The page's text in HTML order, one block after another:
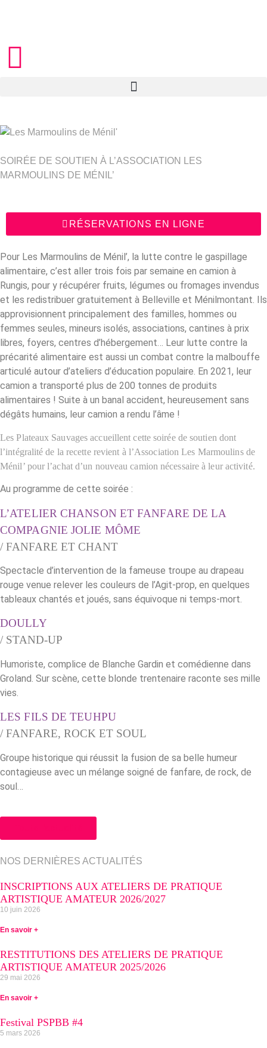
SOIRÉE DE SOUTIEN À L’ASSOCIATION LES
MARMOULINS DE MÉNIL’
RÉSERVATIONS EN LIGNE
Pour Les Marmoulins de Ménil’, la lutte contre le gaspillage
alimentaire, c’est aller trois fois par semaine en camion à
Rungis, pour y récupérer fruits, légumes ou fromages invendus
et les redistribuer gratuitement à Belleville et Ménilmontant. Ils
approvisionnent principalement des familles, hommes ou
femmes seules, mineurs isolés, associations, cantines à prix
libres, foyers, centres d’hébergement… Leur lutte contre la
précarité alimentaire est aussi un combat contre la malbouffe
articulé autour d’ateliers d’éducation populaire. En 2021, leur
camion a transporté plus de 200 tonnes de produits
alimentaires ! Suite à un banal accident, heureusement sans
dégâts humains, leur camion a rendu l’âme !
Les Plateaux Sauvages accueillent cette soirée de soutien dont
l’intégralité de la recette revient à l’Association Les Marmoulins de
Ménil’ pour l’achat d’un nouveau camion nécessaire à leur activité.
Au programme de cette soirée :
L’ATELIER CHANSON ET FANFARE DE LA
COMPAGNIE JOLIE MÔME
/ FANFARE ET CHANT
Spectacle d’intervention de la fameuse troupe au drapeau
rouge venue relever les couleurs de l’Agit-prop, en quelques
tableaux chantés et joués, sans équivoque ni temps-mort.
DOULLY
/ STAND-UP
Humoriste, complice de Blanche Gardin et comédienne dans
Groland. Sur scène, cette blonde trentenaire raconte ses mille
vies.
LES FILS DE TEUHPU
/ FANFARE, ROCK ET SOUL
Groupe historique qui réussit la fusion de sa belle humeur
contagieuse avec un mélange soigné de fanfare, de rock, de
soul…
NOS DERNIÈRES ACTUALITÉS
INSCRIPTIONS AUX ATELIERS DE PRATIQUE
ARTISTIQUE AMATEUR 2026/2027
10 juin 2026
En savoir +
RESTITUTIONS DES ATELIERS DE PRATIQUE
ARTISTIQUE AMATEUR 2025/2026
29 mai 2026
En savoir +
Festival PSPBB #4
5 mars 2026